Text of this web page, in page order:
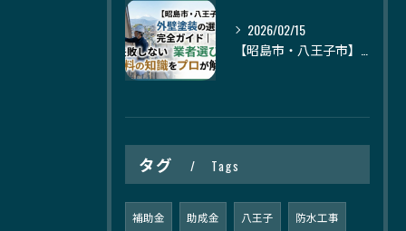
2026/02/15
タグ Tags
補助金 助成金 八王子 防水工事